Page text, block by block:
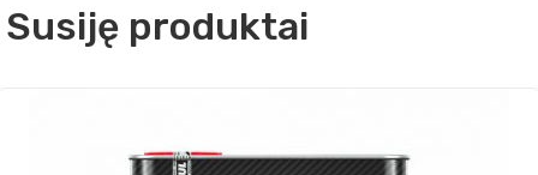
Susiję produktai